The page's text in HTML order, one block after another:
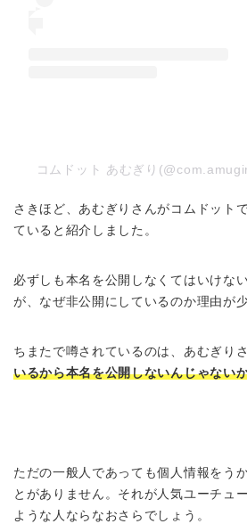
コムドット あむぎり
さきほど、あむぎりさんがコムドット
ていると紹介しました。
必ずしも本名を公開しなくてはいけな
が、なぜ非公開にしているのか理由が
ちまたで噂されているのは、あむぎり
いるから本名を公開しないんじゃない
ただの一般人であっても個人情報をう
とがありません。それが人気ユーチュ
ような人ならなおさらでしょう。